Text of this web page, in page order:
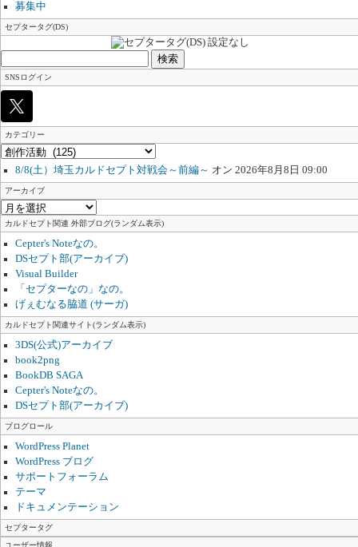
募集中
セプタータグ(DS)
索:
SNSログイン
カテゴリー
カ
リ
ー
8/8(土）埼玉カルドセプト対戦会～前編～ オン 2026年8月8日 09:00
アーカイブ
ア
ー
カ
イ
ブ
カルドセプト関連 外部ブログ(ランダム表示)
Cepter's Noteなの。
DSセプト部(アーカイブ)
Visual Builder
「セプターなの」なの。
げぇむなる脇道 (サーガ)
カルドセプト関連サイト(ランダム表示)
3DS(公式)アーカイブ
book2png
BookDB SAGA
Cepter's Noteなの。
DSセプト部(アーカイブ)
ブログロール
WordPress Planet
WordPress ブログ
サポートフォーラム
テーマ
ドキュメンテーション
セプタータグ
ユーザー情報